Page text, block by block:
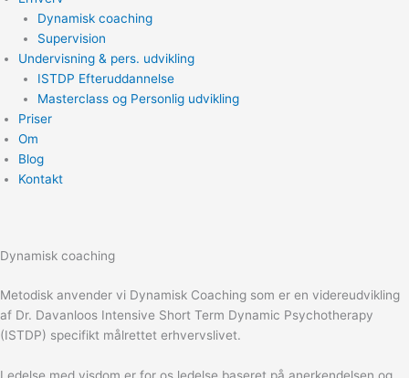
Dynamisk coaching
Supervision
Undervisning & pers. udvikling
ISTDP Efteruddannelse
Masterclass og Personlig udvikling
Priser
Om
Blog
Kontakt
Dynamisk coaching
Metodisk anvender vi Dynamisk Coaching som er en videreudvikling
af Dr. Davanloos Intensive Short Term Dynamic Psychotherapy
(ISTDP) specifikt målrettet erhvervslivet.